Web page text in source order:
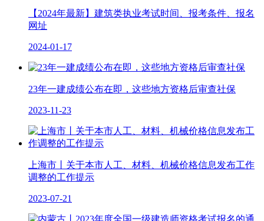
【2024年最新】建筑类执业考试时间、报考条件、报名
网址
2024-01-17
23年一建成绩公布在即，这些地方资格后审查社保
2023-11-23
上海市丨关于本市人工、材料、机械价格信息发布工作
调整的工作提示
2023-07-21